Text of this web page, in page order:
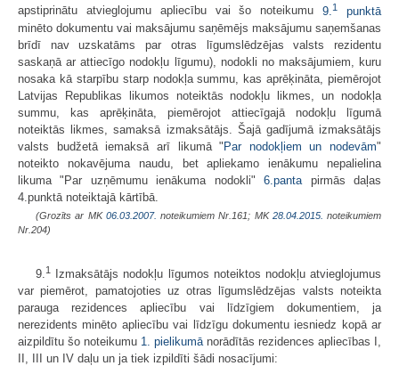
apstiprinātu atvieglojumu apliecību vai šo noteikumu9.1
punktā
minēto dokumentu vai maksājumu saņēmējs maksājumu saņemšanas
brīdī nav uzskatāms par otras līgumslēdzējas valsts rezidentu
saskaņā ar attiecīgo nodokļu līgumu), nodokli no maksājumiem, kuru
nosaka kā starpību starp nodokļa summu, kas aprēķināta, piemērojot
Latvijas Republikas likumos noteiktās nodokļu likmes, un nodokļa
summu, kas aprēķināta, piemērojot attiecīgajā nodokļu līgumā
noteiktās likmes, samaksā izmaksātājs. Šajā gadījumā izmaksātājs
valsts budžetā iemaksā arī likumā "Par nodokļiem un nodevām"
noteikto nokavējuma naudu, bet apliekamo ienākumu nepalielina
likuma "Par uzņēmumu ienākuma nodokli"6.panta pirmās daļas
4.punktā noteiktajā kārtībā.
(Grozīts ar MK 06.03.2007. noteikumiem Nr.161; MK 28.04.2015. noteikumiem
Nr.204)
9. 1
Izmaksātājs nodokļu līgumos noteiktos nodokļu atvieglojumus
var piemērot, pamatojoties uz otras līgumslēdzējas valsts noteikta
parauga rezidences apliecību vai līdzīgiem dokumentiem, ja
nerezidents minēto apliecību vai līdzīgu dokumentu iesniedz kopā ar
aizpildītu šo noteikumu 1. pielikumā norādītās rezidences apliecības I,
II, III un IV daļu un ja tiek izpildīti šādi nosacījumi: